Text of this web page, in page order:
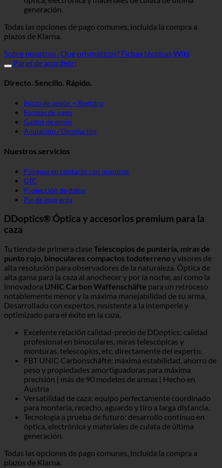
generación.
Todas las opciones de pago comunes, incluida la compra a
plazos de Klarna.
Sobre nosotros ¿Qué prismáticos? Fichas técnicas Wiki
Panel de acordeón
Directo. Sencillo. Rápido.
Inicio de sesión + Registro
Formas de pago
Gastos de envío
Anulación / Devolución
Nuestros servicios
Póngase en contacto con nosotros
GTC
Protección de datos
Pie de imprenta
DDoptics® Óptica y accesorios premium para la
caza
Tu tienda de primera claseTelescopios de puntería, miras de
punto rojo, binoculares compactos todoterrenoy visores de
alta resolución para observadores de la naturaleza. Óptica de
alta gama para la caza al anochecer y por la noche, así como la
innovadora UNIC Carbon Waffenschäfte para un retroceso
notablemente menor y la máxima manejabilidad de su arma.
Desarrollado con expertos, resistente a la intemperie y
optimizado para el éxito en la caza.
Excelente relación calidad-precio de DDoptics: calidad
profesional en binoculares, miras telescópicas y
monturas, telescopios, etc. directamente del experto.
FBT UNIC Carbonschäfte: máxima estabilidad, ahorro de
peso y propiedades amortiguadoras para máxima
precisión | más de 90 modelos de armas | Hecho en
Austria
Versatilidad de caza: equipo perfectamente coordinado
para montería, rececho, aguardo y tiro a larga distancia.
Tecnología a prueba de futuro: desarrollo continuo en
óptica, electrónica y materiales de culata de última
generación.
Todas las opciones de pago comunes, incluida la compra a
plazos de Klarna.